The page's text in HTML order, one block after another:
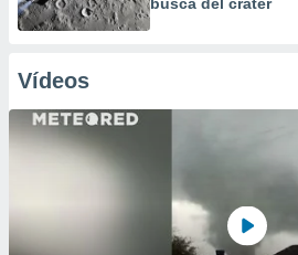
Vídeos